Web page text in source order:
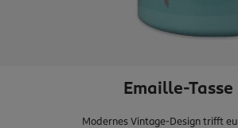
Emaille-Tasse
Modernes Vintage-Design trifft